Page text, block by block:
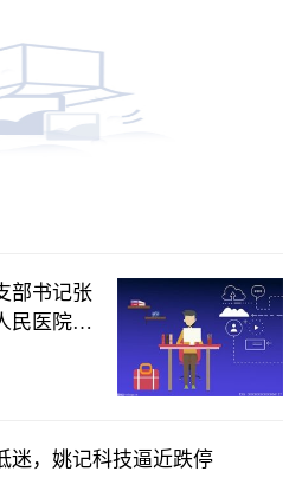
部书记张
民医院院
迷，姚记科技逼近跌停